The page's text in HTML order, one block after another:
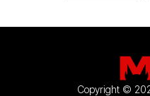
Copyright ©